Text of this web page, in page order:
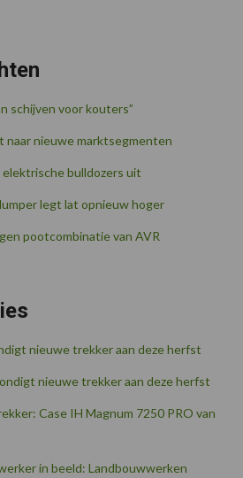
schijven voor kouters”
nieuwe marktsegmenten
bulldozers uit
legt lat opnieuw hoger
pootcombinatie van AVR
nieuwe trekker aan deze herfst
nieuwe trekker aan deze herfst
Case IH Magnum 7250 PRO van
in beeld: Landbouwwerken